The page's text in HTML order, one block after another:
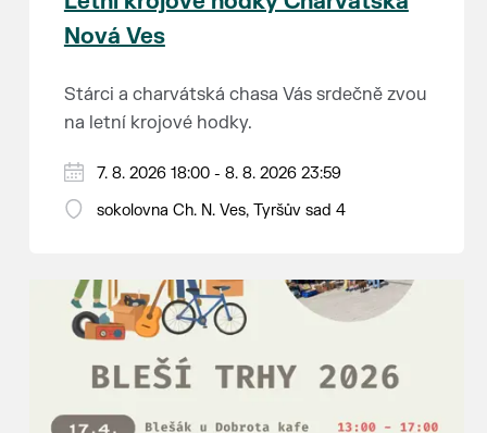
Nová Ves
Stárci a charvátská chasa Vás srdečně zvou
na letní krojové hodky.
PÁTEK 7. srpna
18:00 - ruční stavění máje
14:00 - krojový průvod pro stárky od
hostince “U Buvola”
16:00 - odpolední zábava na sokolovně
21:00 - večerní zábava
7. 8. 2026 18:00 - 8. 8. 2026 23:59
sokolovna Ch. N. Ves, Tyršův sad 4